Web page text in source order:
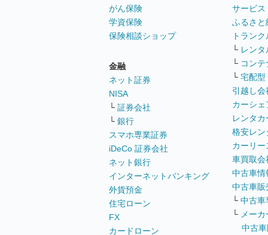
がん保険
学資保険
保険相談ショップ
金融
ネット証券
NISA
└ 証券会社
└ 銀行
スマホ専業証券
iDeCo 証券会社
ネット銀行
インターネットバンキング
外貨預金
住宅ローン
FX
カードローン
サービス
ふるさと
トラン
└ レン
└ コンテ
└ 宅配型
引越し会
カーシ
レンタカ
格安レン
カーリー
車買取会
中古車情
中古車販
└ 中古車
└ メーカ
中古車